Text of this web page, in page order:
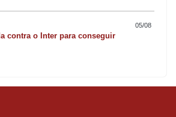
05/08
contra o Inter para conseguir